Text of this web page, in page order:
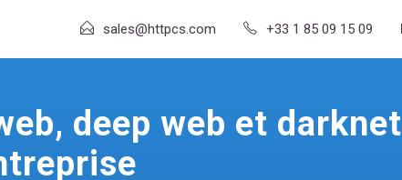
sales@httpcs.com +33 1 85 09 15 09
deep web et darknet